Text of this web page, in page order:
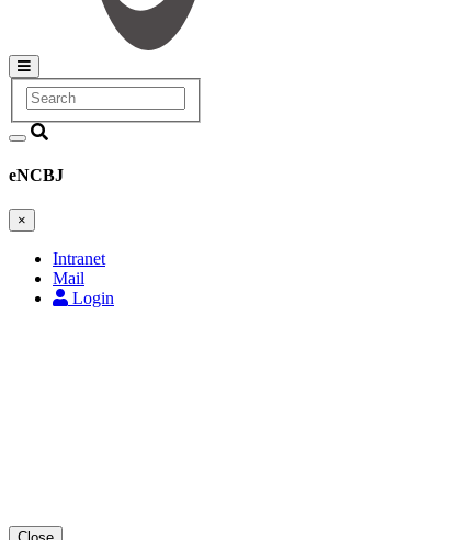
Main
navigation
Search
eNCBJ
×
Intranet
Mail
Login